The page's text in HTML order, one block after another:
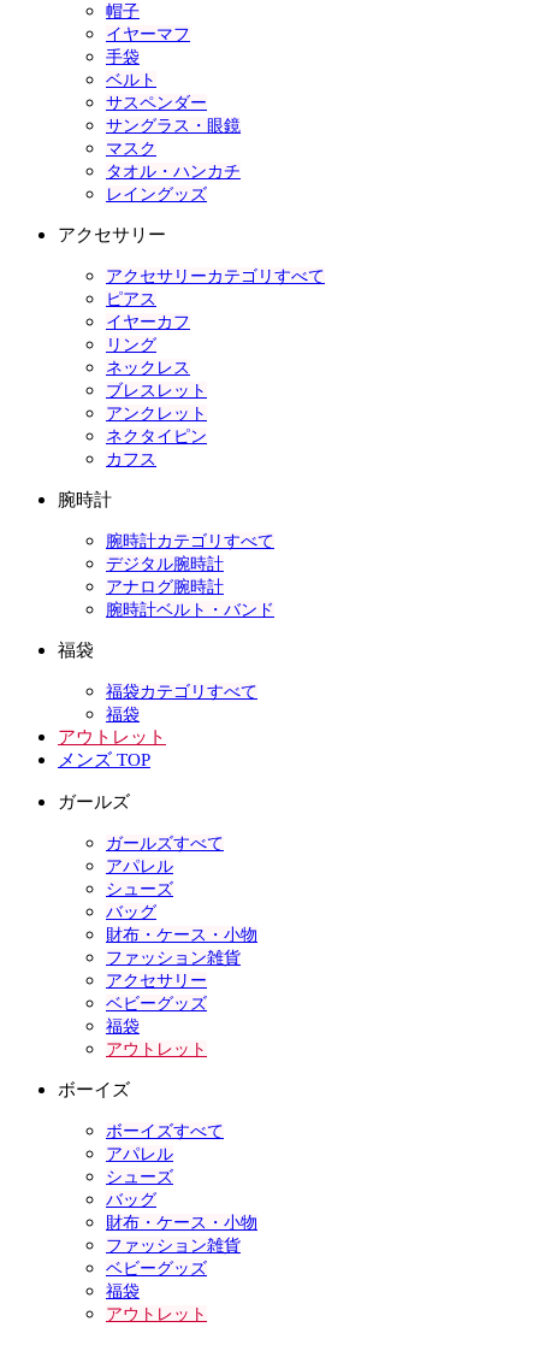
帽子
イヤーマフ
手袋
ベルト
サスペンダー
サングラス・眼鏡
マスク
タオル・ハンカチ
レイングッズ
アクセサリー
アクセサリーカテゴリすべて
ピアス
イヤーカフ
リング
ネックレス
ブレスレット
アンクレット
ネクタイピン
カフス
腕時計
腕時計カテゴリすべて
デジタル腕時計
アナログ腕時計
腕時計ベルト・バンド
福袋
福袋カテゴリすべて
福袋
アウトレット
メンズ TOP
ガールズ
ガールズすべて
アパレル
シューズ
バッグ
財布・ケース・小物
ファッション雑貨
アクセサリー
ベビーグッズ
福袋
アウトレット
ボーイズ
ボーイズすべて
アパレル
シューズ
バッグ
財布・ケース・小物
ファッション雑貨
ベビーグッズ
福袋
アウトレット